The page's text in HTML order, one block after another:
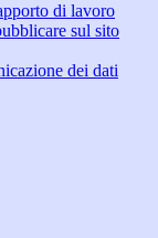
di lavoro
sul sito
dei dati